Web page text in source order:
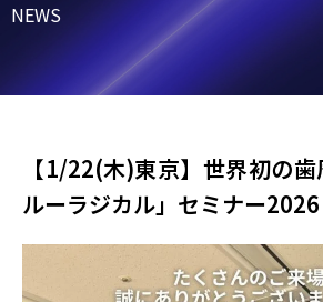
NEWS
【1/22(木)東京】世界初の
ルーラジカル」セミナー